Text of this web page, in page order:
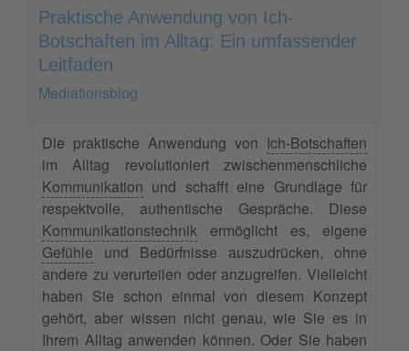
Praktische Anwendung von Ich-
Botschaften im Alltag: Ein umfassender
Leitfaden
Mediationsblog
Die praktische Anwendung von Ich-Botschaften
im Alltag revolutioniert zwischenmenschliche
Kommunikation und schafft eine Grundlage für
respektvolle, authentische Gespräche. Diese
Kommunikationstechnik ermöglicht es, eigene
Gefühle und Bedürfnisse auszudrücken, ohne
andere zu verurteilen oder anzugreifen. Vielleicht
haben Sie schon einmal von diesem Konzept
gehört, aber wissen nicht genau, wie Sie es in
Ihrem Alltag anwenden können. Oder Sie haben